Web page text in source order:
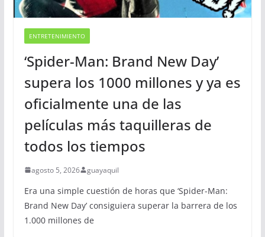
ENTRETENIMIENTO
‘Spider-Man: Brand New Day’
supera los 1000 millones y ya es
oficialmente una de las
películas más taquilleras de
todos los tiempos
agosto 5, 2026 guayaquil
Era una simple cuestión de horas que ‘Spider-Man:
Brand New Day’ consiguiera superar la barrera de los
1.000 millones de